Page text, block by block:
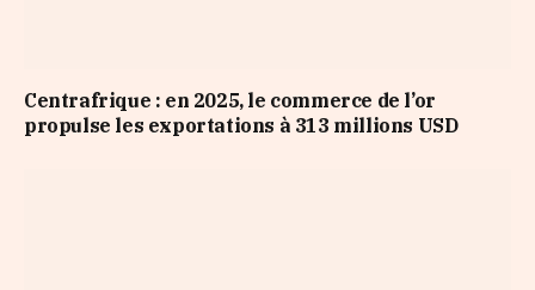
Centrafrique : en 2025, le commerce de l’or
propulse les exportations à 313 millions USD